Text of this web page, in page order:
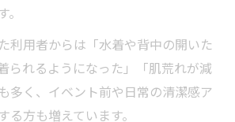
利用者からは「水着や背中の開いた
られるようになった」「肌荒れが減
多く、イベント前や日常の清潔感ア
る方も増えています。